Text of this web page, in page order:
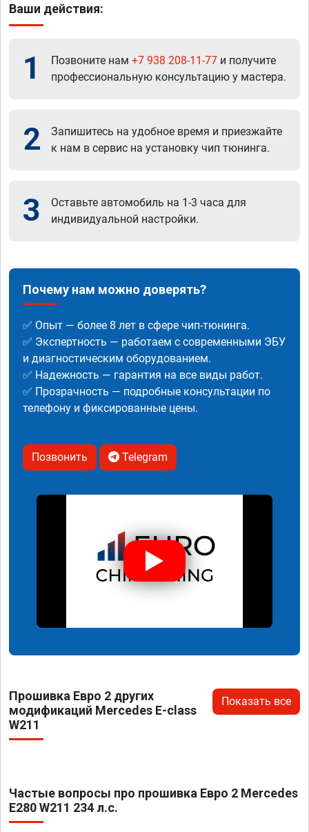
Ваши действия:
1 Позвоните нам +7 938 208-11-77 и получите
профессиональную консультацию у мастера.
2
Запишитесь на удобное время и приезжайте
к нам в сервис на установку чип тюнинга.
3
Оставьте автомобиль на 1-3 часа для
индивидуальной настройки.
Почему нам можно доверять?
✅ Опыт — более 8 лет в сфере чип-тюнинга.
✅ Экспертность — работаем с современными ЭБУ
и диагностическим оборудованием.
✅ Надежность — гарантия на все виды работ.
✅ Прозрачность — подробные консультации по
телефону и фиксированные цены.
Позвонить Telegram
Прошивка Евро 2 других
модификаций Mercedes E-class
W211
Показать все
Частые вопросы про прошивка Евро 2 Mercedes
E280 W211 234 л.с.